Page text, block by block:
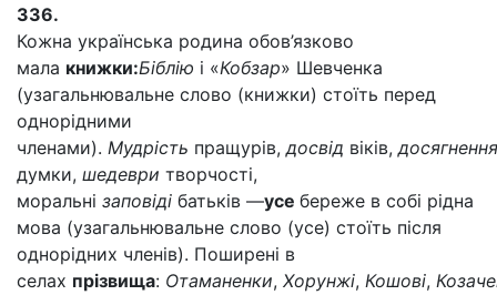
336.
Кожна українська родина обов’язково
мала книжки:Біблію і «Кобзар» Шевченка
(узагальнювальне слово (книжки) стоїть перед
однорідними
членами). Мудрість пращурів,досвід віків,досягнення
думки, шедеври творчості,
моральні заповіді батьків —усе береже в собі рідна
мова (узагальнювальне слово (усе) стоїть після
однорідних членів). Поширені в
селах прізвища: Отаманенки, Хорунжі, Кошові,